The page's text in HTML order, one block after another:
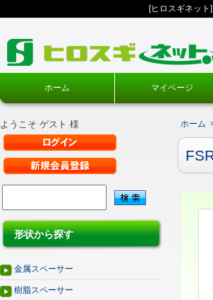
[ヒロスギネッ
ホーム マイページ
ようこそ ゲスト 様
形状から探す
金属スペーサー
樹脂スペーサー
ホーム